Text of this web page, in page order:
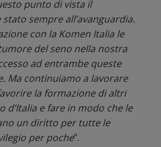
punto di vista il
sempre all’avanguardia.
con la Komen Italia le
del seno nella nostra
ad entrambe queste
Ma continuiamo a lavorare
la formazione di altri
d’Italia e fare in modo che le
un diritto per tutte le
per poche”.